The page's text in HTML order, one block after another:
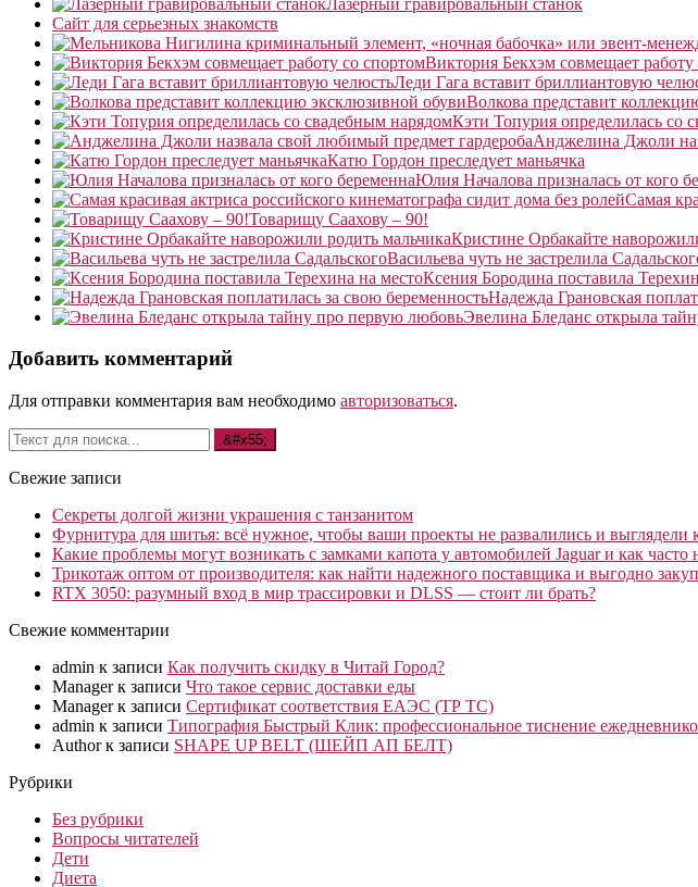
Сайт для серьезных знакомств
Виктория Бекхэм совмещает работу
Леди Гага вставит бриллиантовую
Волкова представит
Кэти Топурия определилась со
Анджелина Джоли
Катю Гордон преследует маньячка
Юлия Началова призналась от кого
Самая
Товарищу Саахову – 90!
Кристине Орбакайте
Васильева чуть не застрелила
Ксения Бородина поставила
Надежда Грановская
Эвелина Бледанс открыла
Добавить комментарий
Для отправки комментария вам необходимо авторизоваться.
Свежие записи
Секреты долгой жизни украшения с танзанитом
Фурнитура для шитья: всё нужное, чтобы ваши проекты не развалились и выглядели
Какие проблемы могут возникать с замками капота у автомобилей Jaguar и как
Трикотаж оптом от производителя: как найти надежного поставщика и выгодно
RTX 3050: разумный вход в мир трассировки и DLSS — стоит ли брать?
Свежие комментарии
admin к записи Как получить скидку в Читай Город?
Managerк записи Что такое сервис доставки еды
Managerк записи Сертификат соответствия ЕАЭС (ТР ТС)
admin к записи Типография Быстрый Клик: профессиональное тиснение
Authorк записи SHAPE UP BELT (ШЕЙП АП БЕЛТ)
Рубрики
Без рубрики
Вопросы читателей
Дети
Диета